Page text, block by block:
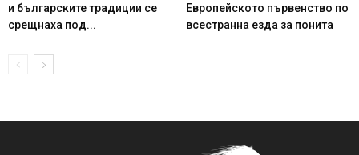
и българските традиции се
срещнаха под...
Европейското първенство по
всестранна езда за понита